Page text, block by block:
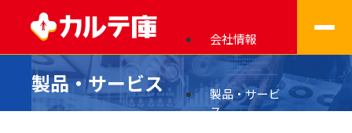
会社情報
製品・サービ
ス
製品・サービス